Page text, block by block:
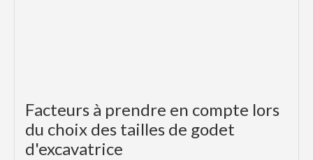
Facteurs à prendre en compte lors
du choix des tailles de godet
d'excavatrice